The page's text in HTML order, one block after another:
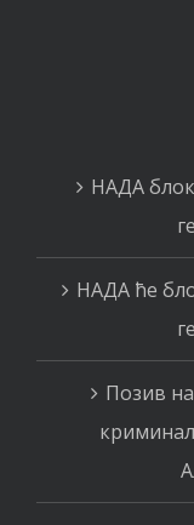
НАДА
НАДА ће
Позив